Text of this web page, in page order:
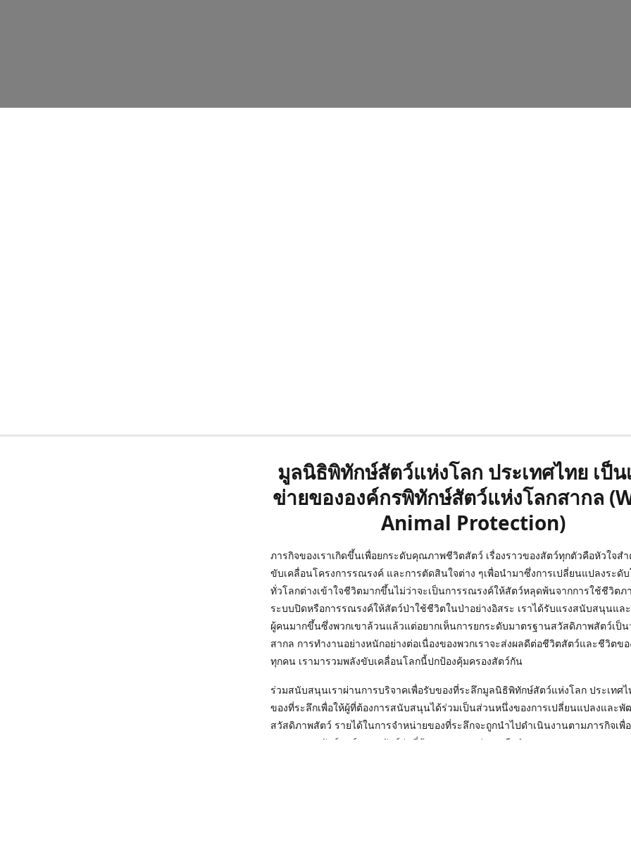
มูลนิธิพิทักษ์สัตว์แห่งโลก ประเทศไทย เป็น
ข่ายขององค์กรพิทักษ์สัตว์แห่งโลกสากล
Animal Protection)
ภารกิจของเราเกิดขึ้นเพื่อยกระดับคุณภาพชีวิตสัตว์ เรื่องราวของสัตว์ทุกตัวคือหัวใจส
ขับเคลื่อนโครงการรณรงค์ และการตัดสินใจต่าง ๆเพื่อนำมาซึ่งการเปลี่ยนแปลงระดั
ทั่วโลกต่างเข้าใจชีวิตมากขึ้นไม่ว่าจะเป็นการรณรงค์ให้สัตว์หลุดพ้นจากการใช้ชีวิตภ
ระบบปิดหรือการรณรงค์ให้สัตว์ป่าใช้ชีวิตในป่าอย่างอิสระ เราได้รับแรงสนับสนุนและ
ผู้คนมากขึ้นซึ่งพวกเขาล้วนแล้วแต่อยากเห็นการยกระดับมาตรฐานสวัสดิภาพสัตว์เป็น
สากล การทำงานอย่างหนักอย่างต่อเนื่องของพวกเราจะส่งผลดีต่อชีวิตสัตว์และชีวิตขอ
ทุกคน เรามารวมพลังขับเคลื่อนโลกนี้ปกป้องคุ้มครองสัตว์กัน
ร่วมสนับสนุนเราผ่านการบริจาคเพื่อรับของที่ระลึกมูลนิธิพิทักษ์สัตว์แห่งโลก ประเทศไ
ของที่ระลึกเพื่อให้ผู้ที่ต้องการสนับสนุนได้ร่วมเป็นส่วนหนึ่งของการเปลี่ยนแปลงและ
สวัสดิภาพสัตว์ รายได้ในการจำหน่ายของที่ระลึกจะถูกนำไปดำเนินงานตามภารกิจเพื่
ทารุณกรรมสัตว์ฟาร์มและสัตว์ป่าที่ต้องการความช่วยเหลือจำนวนมาก